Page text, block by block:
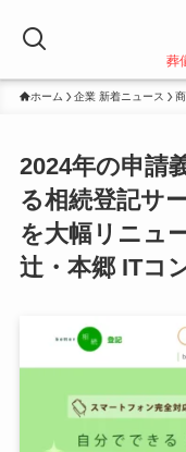
葬
ホーム 企業 新着ニュース
2024年の申請
る相続登記サ
を大幅リニュ
辻・本郷 ITコ